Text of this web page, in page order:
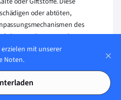
oder abtöten,
des
von Stressproteinen
bei der Reparatur von Zellen
die Zelle, um auf
mit unserer
Noten.